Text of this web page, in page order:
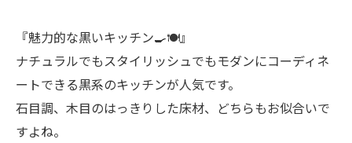
『魅力的な黒いキッチン🍳🍽️』
ナチュラルでもスタイリッシュでもモダンにコーディネ
ートできる黒系のキッチンが人気です。
石目調、木目のはっきりした床材、どちらもお似合いで
すよね。